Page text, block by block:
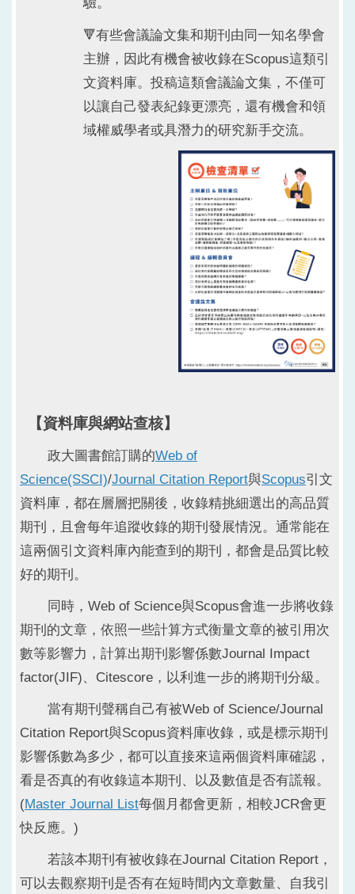
🔻有些會議論文集和期刊由同一知名學會
主辦，因此有機會被收錄在Scopus這類引
文資料庫。投稿這類會議論文集，不僅可
以讓自己發表紀錄更漂亮，還有機會和領
域權威學者或具潛力的研究新手交流。
【資料庫與網站查核】
政大圖書館訂購的Web of
Science(SSCI)/Journal Citation Report與Scopus引文
資料庫，都在層層把關後，收錄精挑細選出的高品質
期刊，且會每年追蹤收錄的期刊發展情況。通常能在
這兩個引文資料庫內能查到的期刊，都會是品質比較
好的期刊。
同時，Web of Science與Scopus會進一步將收錄
期刊的文章，依照一些計算方式衡量文章的被引用次
數等影響力，計算出期刊影響係數Journal Impact
factor(JIF)、Citescore，以利進一步的將期刊分級。
當有期刊聲稱自己有被Web of Science/Journal
Citation Report與Scopus資料庫收錄，或是標示期刊
影響係數為多少，都可以直接來這兩個資料庫確認，
看是否真的有收錄這本期刊、以及數值是否有謊報。
(Master Journal List每個月都會更新，相較JCR會更
快反應。)
若該本期刊有被收錄在Journal Citation Report，
可以去觀察期刊是否有在短時間內文章數量、自我引